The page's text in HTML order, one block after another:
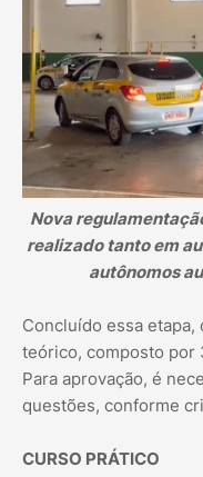
Nova
realizado tanto em
autônomos
Concluído essa etapa,
teórico, composto por
Para aprovação, é
questões, conforme
CURSO PRÁTICO